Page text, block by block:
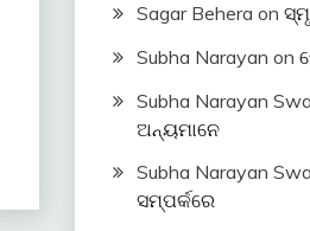
Sagar Behera on
Subha Narayan on
Subha Narayan
ଅନ୍ୟମାନେ
Subha Narayan
ସମ୍ପର୍କରେ